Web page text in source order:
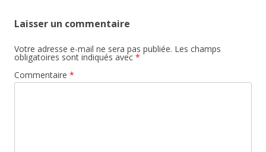
Laisser un commentaire
Votre adresse e-mail ne sera pas publiée. Les champs
obligatoires sont indiqués avec *
Commentaire *